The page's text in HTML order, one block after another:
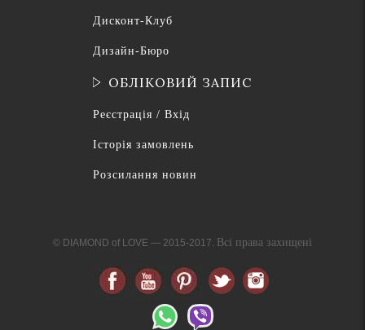
Дисконт-Клуб
Дизайн-Бюро
ОБЛІКОВИЙ ЗАПИС
Реєстрація / Вхід
Історія замовлень
Розсилання новин
© DIAMOND of LOVE — 2015-2017. Всі права захищені